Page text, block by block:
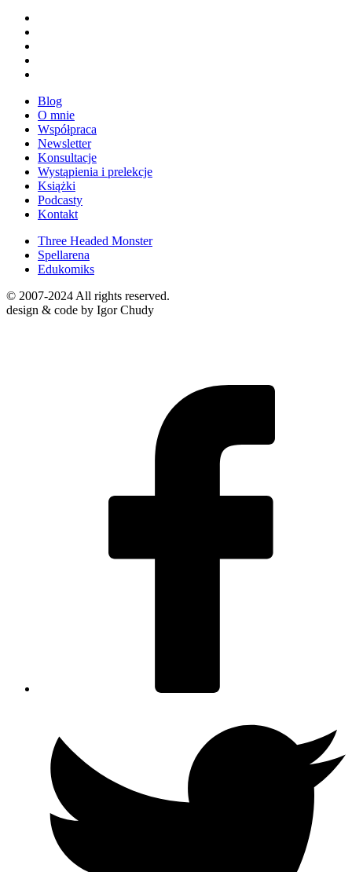
Blog
O mnie
Współpraca
Newsletter
Konsultacje
Wystąpienia i prelekcje
Książki
Podcasty
Kontakt
Three Headed Monster
Spellarena
Edukomiks
© 2007-2024 All rights reserved.
design & code by Igor Chudy